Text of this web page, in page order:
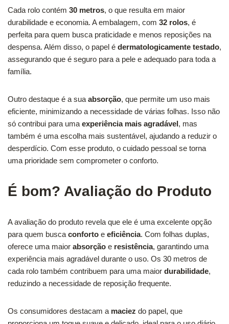
Cada rolo contém 30 metros, o que resulta em maior
durabilidade e economia. A embalagem, com 32 rolos, é
perfeita para quem busca praticidade e menos reposições na
despensa. Além disso, o papel é dermatologicamente testado,
assegurando que é seguro para a pele e adequado para toda a
família.
Outro destaque é a sua absorção, que permite um uso mais
eficiente, minimizando a necessidade de várias folhas. Isso não
só contribui para uma experiência mais agradável, mas
também é uma escolha mais sustentável, ajudando a reduzir o
desperdício. Com esse produto, o cuidado pessoal se torna
uma prioridade sem comprometer o conforto.
É bom? Avaliação do Produto
A avaliação do produto revela que ele é uma excelente opção
para quem busca conforto e eficiência. Com folhas duplas,
oferece uma maior absorção e resistência, garantindo uma
experiência mais agradável durante o uso. Os 30 metros de
cada rolo também contribuem para uma maior durabilidade,
reduzindo a necessidade de reposição frequente.
Os consumidores destacam a maciez do papel, que